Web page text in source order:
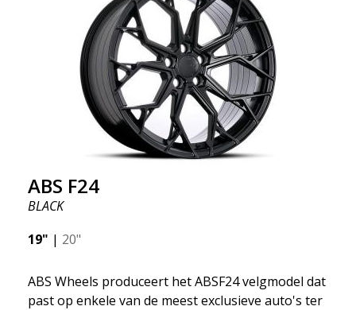
van jarenlange schoonheid en onberispelijke
prestaties. Het beste van alles? ABS Wheels geeft u
een volledige garantie van 2 jaar.
ABS F24
BLACK
19" | 20"
ABS Wheels produceert het ABSF24 velgmodel dat
past op enkele van de meest exclusieve auto's ter